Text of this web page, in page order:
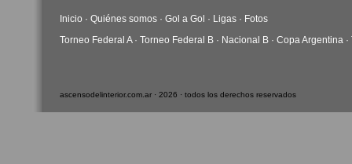
Inicio · Quiénes somos · Gol a Gol · Ligas · Fotos
Torneo Federal A· Torneo Federal B · Nacional B · Copa Argentina ·
ascensodelinterior.com.ar · 2026 · todos los derechos reservados